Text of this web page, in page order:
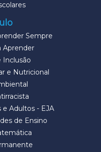
Sempre
Aprender
Inclusão
e Nutricional
e Adultos - EJA
de Ensino